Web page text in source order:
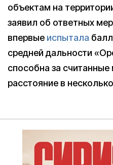
объектам на
заявил об ответных
впервые испытала
средней дальности
способна за
расстояние в